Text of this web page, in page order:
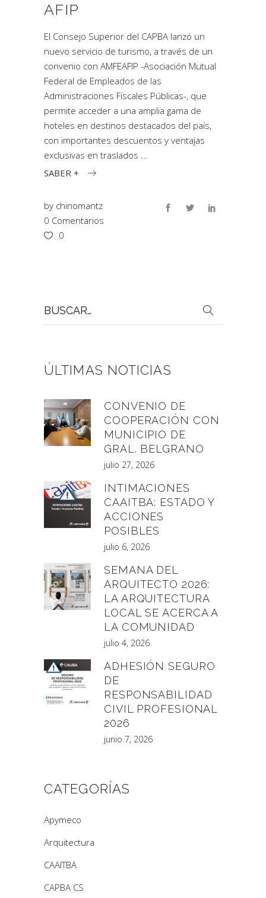
AFIP
El Consejo Superior del CAPBA lanzó un
nuevo servicio de turismo, a través de un
convenio con AMFEAFIP -Asociación Mutual
Federal de Empleados de las
Administraciones Fiscales Públicas-, que
permite acceder a una amplia gama de
hoteles en destinos destacados del país,
con importantes descuentos y ventajas
exclusivas en traslados
SABER +
by chinomantz
0 Comentarios
0
por:
ÚLTIMAS NOTICIAS
CONVENIO DE
COOPERACIÓN CON
MUNICIPIO DE
GRAL. BELGRANO
julio 27, 2026
INTIMACIONES
CAAITBA: ESTADO Y
ACCIONES
POSIBLES
julio 6, 2026
SEMANA DEL
ARQUITECTO 2026:
LA ARQUITECTURA
LOCAL SE ACERCA A
LA COMUNIDAD
julio 4, 2026
ADHESIÓN SEGURO
DE
RESPONSABILIDAD
CIVIL PROFESIONAL
2026
junio 7, 2026
CATEGORÍAS
Apymeco
Arquitectura
CAAITBA
CAPBA CS